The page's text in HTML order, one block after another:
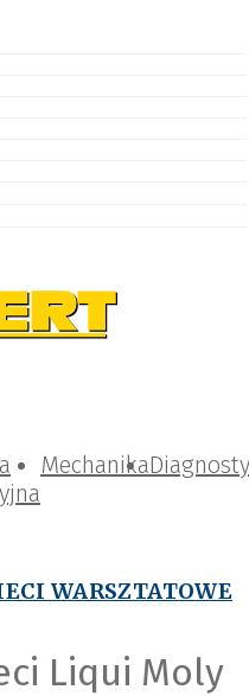
Mechanika
WARSZTATOWE
Liqui Moly